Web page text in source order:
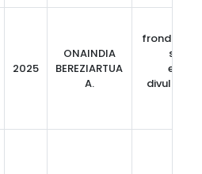
2025
ONAINDIA
BEREZIARTUA
A.